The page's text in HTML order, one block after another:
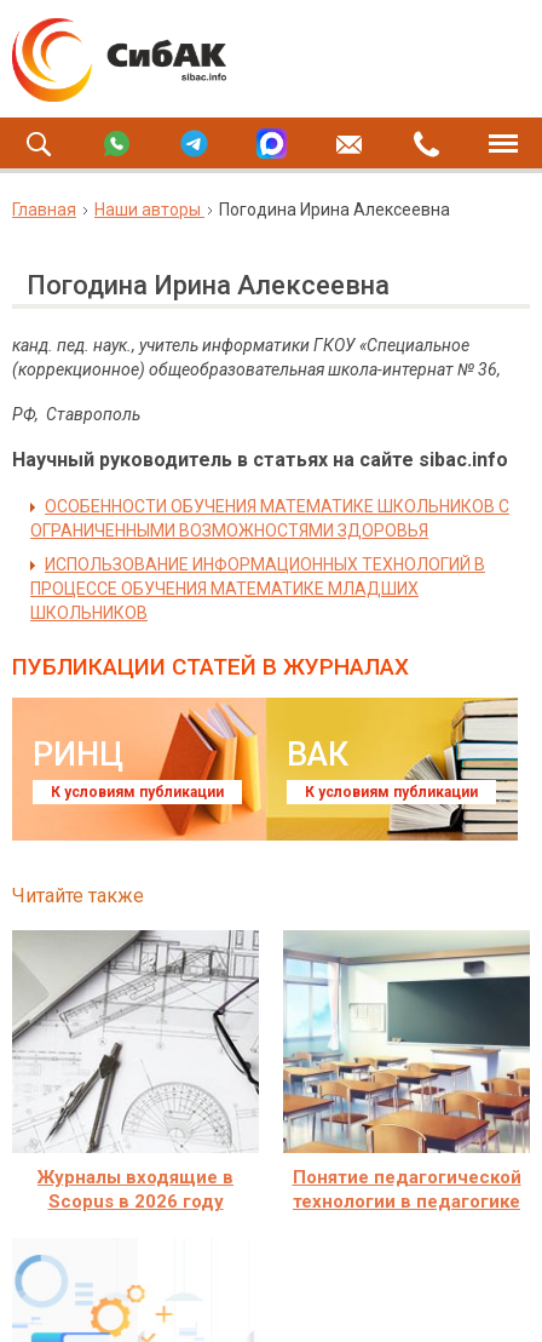
Главная Наши авторы Погодина Ирина Алексеевна
Погодина Ирина Алексеевна
канд. пед. наук., учитель информатики ГКОУ «Специальное
(коррекционное) общеобразовательная школа-интернат № 36,
РФ, Ставрополь
Научный руководитель в статьях на сайте sibac.info
ОСОБЕННОСТИ ОБУЧЕНИЯ МАТЕМАТИКЕ ШКОЛЬНИКОВ С
ОГРАНИЧЕННЫМИ ВОЗМОЖНОСТЯМИ ЗДОРОВЬЯ
ИСПОЛЬЗОВАНИЕ ИНФОРМАЦИОННЫХ ТЕХНОЛОГИЙ В
ПРОЦЕССЕ ОБУЧЕНИЯ МАТЕМАТИКЕ МЛАДШИХ
ШКОЛЬНИКОВ
ПУБЛИКАЦИИ СТАТЕЙ В ЖУРНАЛАХ
РИНЦ
К условиям публикации
ВАК
К условиям публикации
Читайте также
Журналы входящие в
Scopus в 2026 году
Понятие педагогической
технологии в педагогике